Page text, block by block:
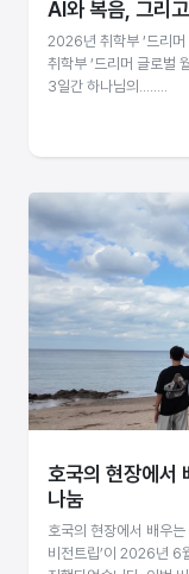
AI와 복음, 그리
2026년 취학부 ‘드리
취학부 ‘드리머 글로벌
3일간 하나님의........
호국의 현장에서
나눔
호국의 현장에서 배우
비전트립’이 2026년 6